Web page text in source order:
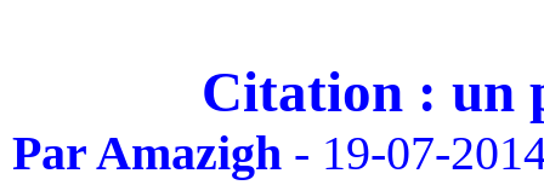
Citation : un
ParAmazigh - 19-07-